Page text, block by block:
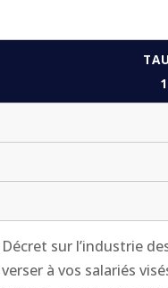
sur l’industrie
à vos salariés